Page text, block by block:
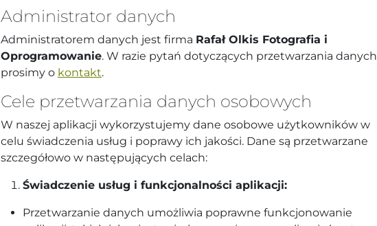
Administrator danych
Administratorem danych jest firma Rafał Olkis Fotografia i
Oprogramowanie. W razie pytań dotyczących przetwarzania danych
prosimy o kontakt.
Cele przetwarzania danych osobowych
W naszej aplikacji wykorzystujemy dane osobowe użytkowników w
celu świadczenia usług i poprawy ich jakości. Dane są przetwarzane
szczegółowo w następujących celach:
Świadczenie usług i funkcjonalności aplikacji:
Przetwarzanie danych umożliwia poprawne funkcjonowanie